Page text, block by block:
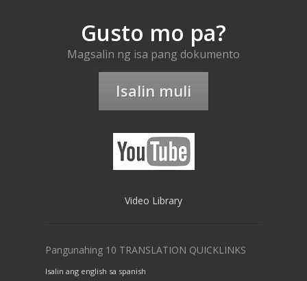
Gusto mo pa?
Magsalin ng isa pang dokumento
Isalin muli
Video Library
Pangunahing 10 TRANSLATION QUICKLINKS
Isalin ang english sa spanish